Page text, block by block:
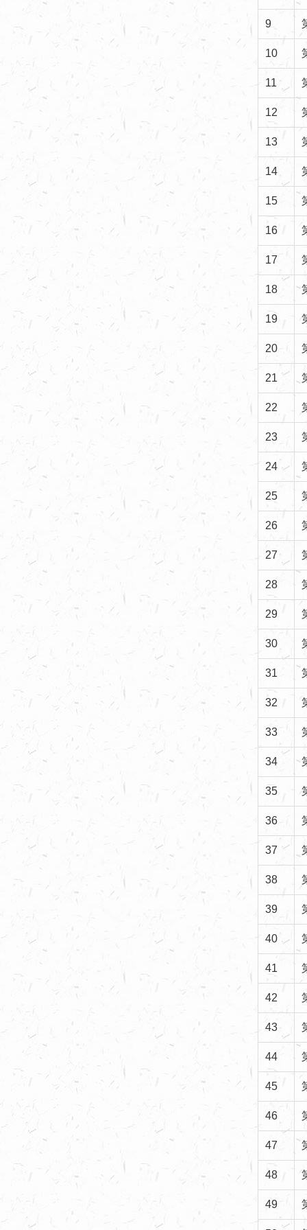
9
10
11
12
13
14
15
16
17
18
19
20
21
22
23
24
25
26
27
28
29
30
31
32
33
34
35
36
37
38
39
40
41
42
43
44
45
46
47
48
49